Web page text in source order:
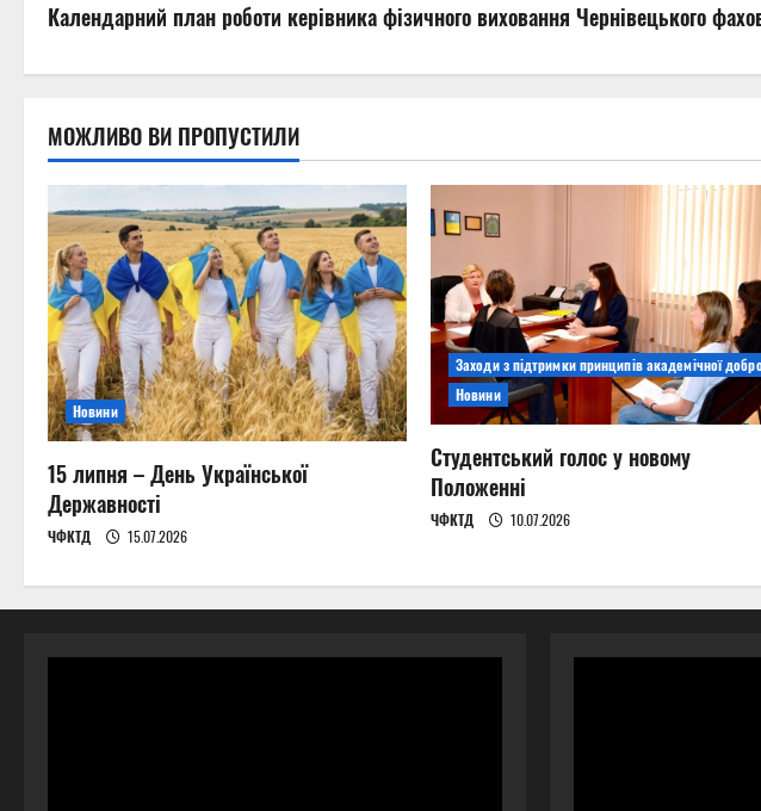
Календарний план роботи керівника фізичного виховання Чернівецького
МОЖЛИВО ВИ ПРОПУСТИЛИ
Новини
15 липня – День Української
Державності
ЧФКТД 15.07.2026
Заходи з підтримки принципів академічної
Новини
Студентський голос у новому
Положенні
ЧФКТД 10.07.2026